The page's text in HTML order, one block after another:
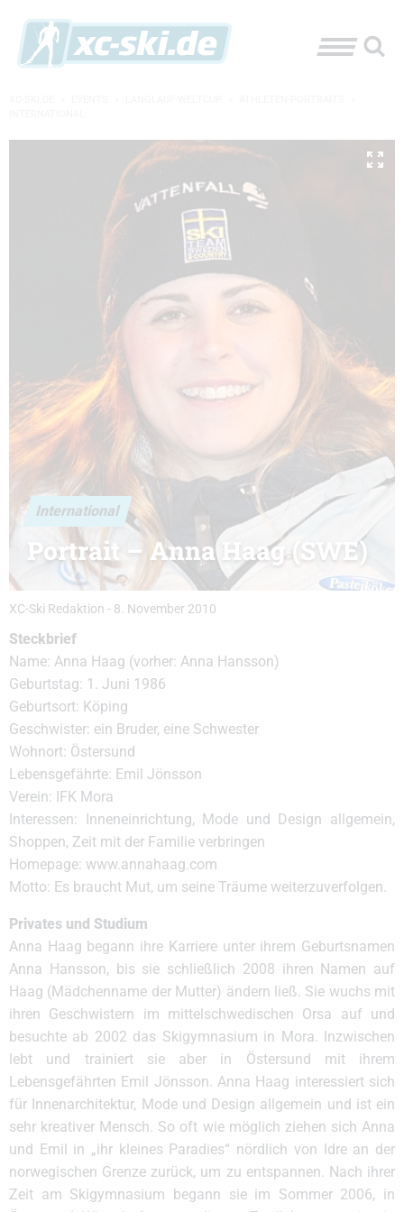
International
Portrait – Anna Haag (SWE)
XC-Ski Redaktion - 8. November 2010
Steckbrief
Name: Anna Haag (vorher: Anna Hansson)
Geburtstag: 1. Juni 1986
Geburtsort: Köping
Geschwister: ein Bruder, eine Schwester
Wohnort: Östersund
Lebensgefährte: Emil Jönsson
Verein: IFK Mora
Interessen: Inneneinrichtung, Mode und Design allgemein,
Shoppen, Zeit mit der Familie verbringen
Homepage: www.annahaag.com
Motto: Es braucht Mut, um seine Träume weiterzuverfolgen.
Privates und Studium
Anna Haag begann ihre Karriere unter ihrem Geburtsnamen
Anna Hansson, bis sie schließlich 2008 ihren Namen auf
Haag (Mädchenname der Mutter) ändern ließ. Sie wuchs mit
ihren Geschwistern im mittelschwedischen Orsa auf und
besuchte ab 2002 das Skigymnasium in Mora. Inzwischen
lebt und trainiert sie aber in Östersund mit ihrem
Lebensgefährten Emil Jönsson. Anna Haag interessiert sich
für Innenarchitektur, Mode und Design allgemein und ist ein
sehr kreativer Mensch. So oft wie möglich ziehen sich Anna
und Emil in „ihr kleines Paradies“ nördlich von Idre an der
norwegischen Grenze zurück, um zu entspannen. Nach ihrer
Zeit am Skigymnasium begann sie im Sommer 2006, in